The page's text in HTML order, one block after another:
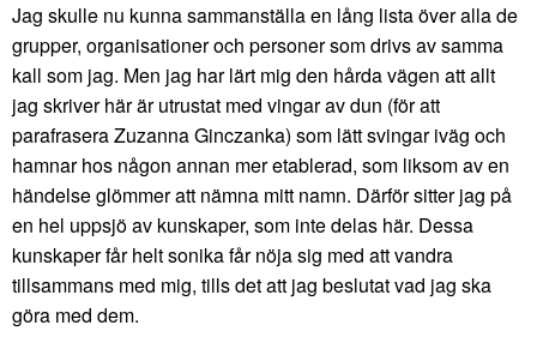
Jag skulle nu kunna sammanställa en lång lista över alla de
grupper, organisationer och personer som drivs av samma
kall som jag. Men jag har lärt mig den hårda vägen att allt
jag skriver här är utrustat med vingar av dun (för att
parafrasera Zuzanna Ginczanka) som lätt svingar iväg och
hamnar hos någon annan mer etablerad, som liksom av en
händelse glömmer att nämna mitt namn. Därför sitter jag på
en hel uppsjö av kunskaper, som inte delas här. Dessa
kunskaper får helt sonika får nöja sig med att vandra
tillsammans med mig, tills det att jag beslutat vad jag ska
göra med dem.